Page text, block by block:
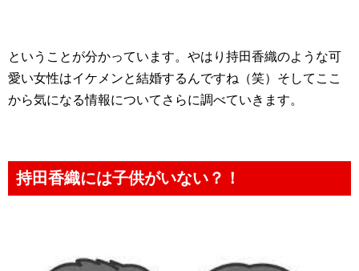
ということが分かっています。やはり持田香織のような可
愛い女性はイケメンと結婚するんですね（笑）そしてここ
から気になる情報についてさらに調べていきます。
持田香織には子供がいない？！